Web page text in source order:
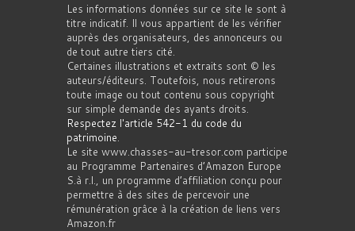
Les informations données sur ce site le sont à
titre indicatif. Il vous appartient de les vérifier
auprès des organisateurs, des annonceurs ou
de tout autre tiers cité.
Certaines illustrations et extraits sont © les
auteurs/éditeurs. Toutefois, nous retirerons
toute image ou tout contenu sous copyright
sur simple demande des ayants droits.
Respectez l'article 542-1 du code du
patrimoine.
Le site www.chasses-au-tresor.com participe
au Programme Partenaires d’Amazon Europe
S.à r.l., un programme d’affiliation conçu pour
permettre à des sites de percevoir une
rémunération grâce à la création de liens vers
Amazon.fr